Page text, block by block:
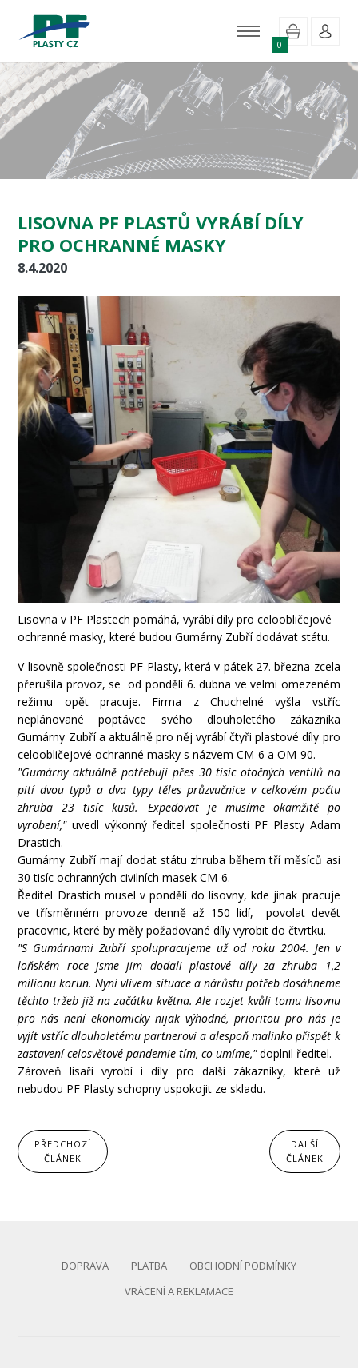
0
LISOVNA PF PLASTŮ VYRÁBÍ DÍLY
PRO OCHRANNÉ MASKY
8.4.2020
Lisovna v PF Plastech pomáhá, vyrábí díly pro celoobličejové
ochranné masky, které budou Gumárny Zubří dodávat státu.
V lisovně společnosti PF Plasty, která v pátek 27. března zcela
přerušila provoz, se od pondělí 6. dubna ve velmi omezeném
režimu opět pracuje. Firma z Chuchelné vyšla vstříc
neplánované poptávce svého dlouholetého zákazníka
Gumárny Zubří a aktuálně pro něj vyrábí čtyři plastové díly pro
celoobličejové ochranné masky s názvem CM-6 a OM-90.
"Gumárny aktuálně potřebují přes 30 tisíc otočných ventilů na
pití dvou typů a dva typy těles průzvučnice v celkovém počtu
zhruba 23 tisíc kusů. Expedovat je musíme okamžitě po
vyrobení,"uvedl výkonný ředitel společnosti PF Plasty Adam
Drastich.
Gumárny Zubří mají dodat státu zhruba během tří měsíců asi
30 tisíc ochranných civilních masek CM-6.
Ředitel Drastich musel v pondělí do lisovny, kde jinak pracuje
ve třísměnném provoze denně až 150 lidí, povolat devět
pracovnic, které by měly požadované díly vyrobit do čtvrtku.
"S Gumárnami Zubří spolupracujeme už od roku 2004. Jen v
loňském roce jsme jim dodali plastové díly za zhruba 1,2
milionu korun. Nyní vlivem situace a nárůstu potřeb dosáhneme
těchto tržeb již na začátku května. Ale rozjet kvůli tomu lisovnu
pro nás není ekonomicky nijak výhodné, prioritou pro nás je
vyjít vstříc dlouholetému partnerovi a alespoň malinko přispět k
zastavení celosvětové pandemie tím, co umíme,"doplnil ředitel.
Zároveň lisaři vyrobí i díly pro další zákazníky, které už
nebudou PF Plasty schopny uspokojit ze skladu.
DALŠÍ
ČLÁNEK
PŘEDCHOZÍ
ČLÁNEK
DOPRAVA PLATBA
OBCHODNÍ PODMÍNKY
VRÁCENÍ A REKLAMACE